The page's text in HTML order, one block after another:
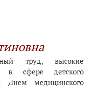
труд, высокие
в сфере детского
медицинского